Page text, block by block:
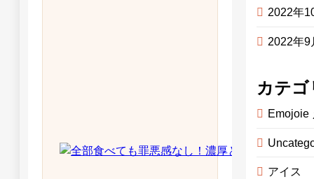
2022年
2022年9
カテゴ
Emojoie
アイス